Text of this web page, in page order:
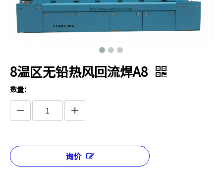
8温区无铅热风回流焊A8
数量：
询价